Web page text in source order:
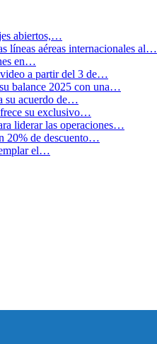
abiertos,…
líneas aéreas internacionales al…
en…
a partir del 3 de…
balance 2025 con una…
su acuerdo de…
su exclusivo…
liderar las operaciones…
20% de descuento…
el…